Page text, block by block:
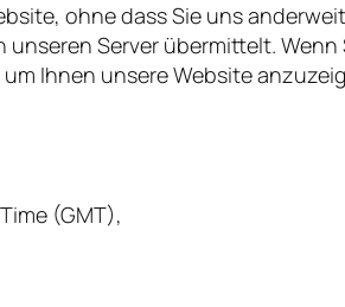
ohne dass Sie uns
Server übermittelt.
Ihnen unsere Website
(GMT),